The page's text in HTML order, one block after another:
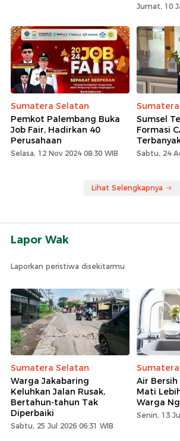
Jumat, 10
Sumatera Selatan
Pemkot Palembang Buka
Job Fair, Hadirkan 40
Perusahaan
Selasa, 12 Nov 2024 08:30 WIB
Sumsel
Formasi
Sabtu, 24
Lihat Selengkapnya
Lapor Wak
Laporkan peristiwa disekitarmu
Sumatera Selatan
Warga Jakabaring
Keluhkan Jalan Rusak,
Bertahun-tahun Tak
Diperbaiki
Sabtu, 25 Jul 2026 06:31 WIB
Air
Mati
Warga
Senin, 13